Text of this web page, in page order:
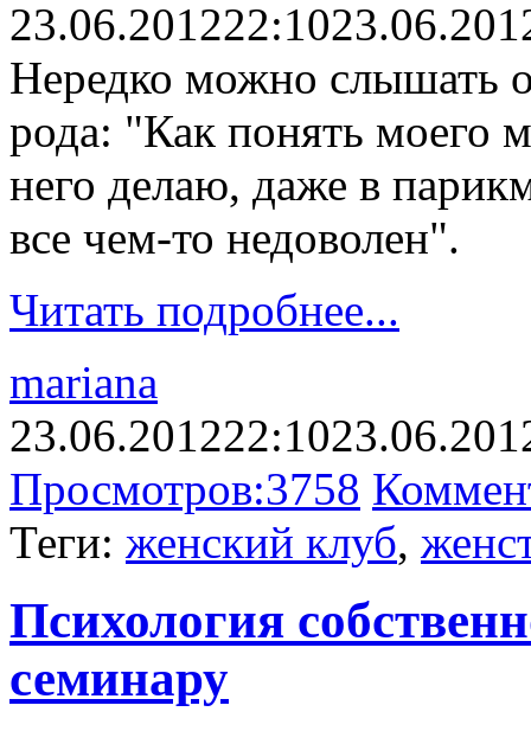
23.06.201222:10
Нередко можно слышать
рода: "Как понять моего
него делаю, даже в
все чем-то недоволен".
Читать подробнее...
mariana
23.06.201222:10
Просмотров:3758
Теги: женский клуб,
Психология
семинару